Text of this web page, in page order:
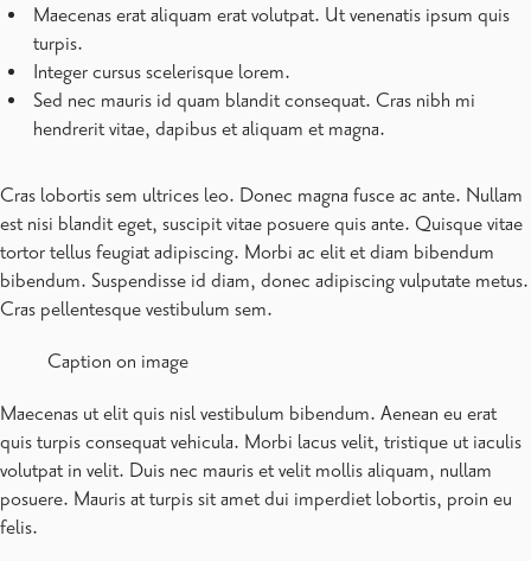
Maecenas erat aliquam erat volutpat. Ut venenatis ipsum quis
turpis.
Integer cursus scelerisque lorem.
Sed nec mauris id quam blandit consequat. Cras nibh mi
hendrerit vitae, dapibus et aliquam et magna.
Cras lobortis sem ultrices leo. Donec magna fusce ac ante. Nullam
est nisi blandit eget, suscipit vitae posuere quis ante. Quisque vitae
tortor tellus feugiat adipiscing. Morbi ac elit et diam bibendum
bibendum. Suspendisse id diam, donec adipiscing vulputate metus.
Cras pellentesque vestibulum sem.
Caption on image
Maecenas ut elit quis nisl vestibulum bibendum. Aenean eu erat
quis turpis consequat vehicula. Morbi lacus velit, tristique ut iaculis
volutpat in velit. Duis nec mauris et velit mollis aliquam, nullam
posuere. Mauris at turpis sit amet dui imperdiet lobortis, proin eu
felis.